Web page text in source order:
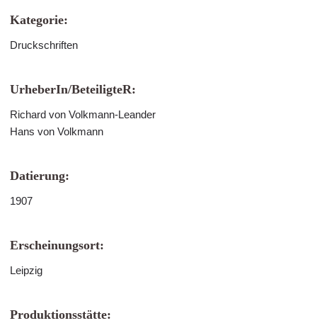
Kategorie:
Druckschriften
UrheberIn/BeteiligteR:
Richard von Volkmann-Leander
Hans von Volkmann
Datierung:
1907
Erscheinungsort:
Leipzig
Produktionsstätte: